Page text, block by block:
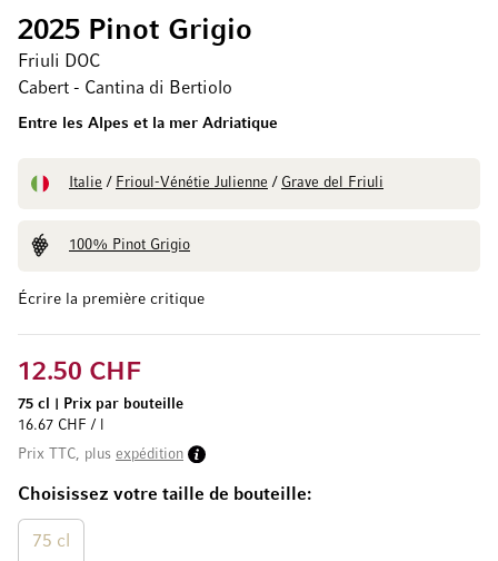
Écrire la première critique
2025 Pinot Grigio
Friuli DOC
Cabert - Cantina di Bertiolo
Entre les Alpes et la mer Adriatique
Italie / Frioul-Vénétie Julienne / Grave del Friuli
100% Pinot Grigio
Choisissez votre taille de bouteille
75 cl
12.50 CHF
75 cl
Prix par bouteille
16.67 CHF / l
Prix TTC, plus expédition